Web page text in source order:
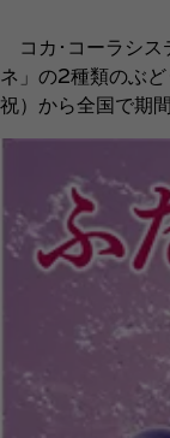
コカ･コーラシス
ネ」の2種類のぶ
祝）から全国で期